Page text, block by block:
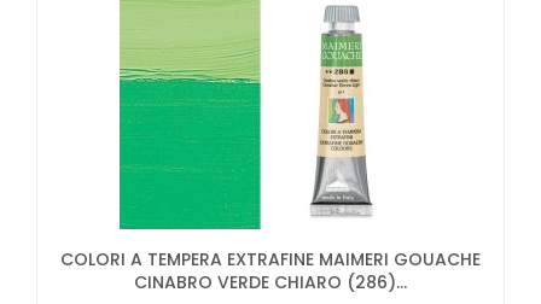
COLORI A TEMPERA EXTRAFINE MAIMERI GOUACHE
CINABRO VERDE CHIARO (286)...